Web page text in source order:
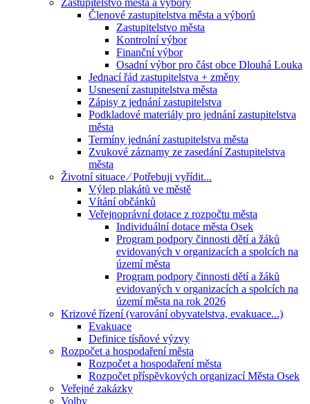
Zastupitelstvo města a výbory
Členové zastupitelstva města a výborů
Zastupitelstvo města
Kontrolní výbor
Finanční výbor
Osadní výbor pro část obce Dlouhá Louka
Jednací řád zastupitelstva + změny
Usnesení zastupitelstva města
Zápisy z jednání zastupitelstva
Podkladové materiály pro jednání zastupitelstva
města
Termíny jednání zastupitelstva města
Zvukové záznamy ze zasedání Zastupitelstva
města
Životní situace ⁄ Potřebuji vyřídit...
Výlep plakátů ve městě
Vítání občánků
Veřejnoprávní dotace z rozpočtu města
Individuální dotace města Osek
Program podpory činnosti dětí a žáků
evidovaných v organizacích a spolcích na
území města
Program podpory činnosti dětí a žáků
evidovaných v organizacích a spolcích na
území města na rok 2026
Krizové řízení (varování obyvatelstva, evakuace...)
Evakuace
Definice tísňové výzvy
Rozpočet a hospodaření města
Rozpočet a hospodaření města
Rozpočet příspěvkových organizací Města Osek
Veřejné zakázky
Volby